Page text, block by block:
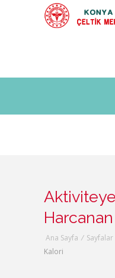
Ana Sayfa / Sayfalar
Kalori